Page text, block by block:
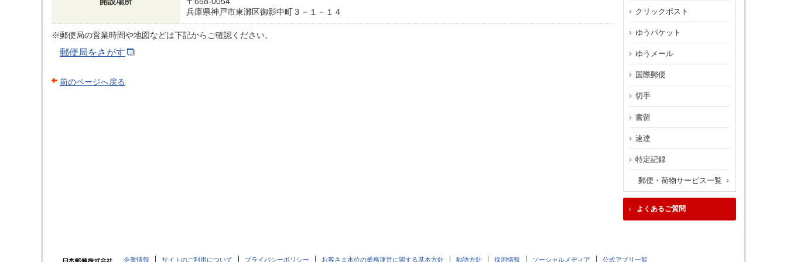
兵庫県神戸市東灘区御影中町３－１－１４
※郵便局の営業時間や地図などは下記からご確認ください。
郵便局をさがす
前のページへ戻る
クリックポスト
ゆうパケット
ゆうメール
国際郵便
切手
書留
速達
特定記録
郵便・荷物サービス一覧
よくあるご質問
企業情報 サイトのご利用について プライバシーポリシー お客さま本位の業務運営に関する基本方針 勧誘方針 採用情報 ソーシャルメディア 公式アプリ一覧